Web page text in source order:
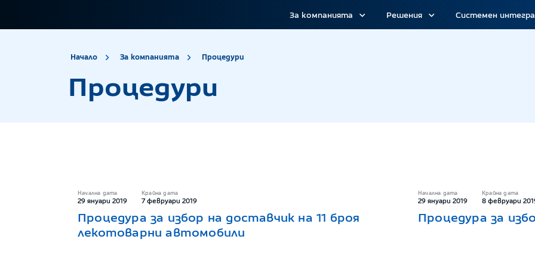
За компанията Решения Системен
Начало За компанията Процедури
Процедури
Начална дата
29 януари 2019
Крайна дата
7 февруари 2019
Процедура за избор на доставчик на 11 броя
лекотоварни автомобили
Начална дата
29 януари 2019
Крайна дата
8 февруари
Процедура за